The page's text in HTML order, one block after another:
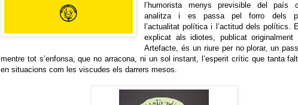
l’humorista menys previsible del país
analitza i es passa pel forro dels
l’actualitat política i l’actitud dels polítics.
explicat als idiotes, publicat originalment
Artefacte, és un riure per no plorar, un
mentre tot s’enfonsa, que no arracona, ni un sol instant, l’esperit crític que tanta
en situacions com les viscudes els darrers mesos.